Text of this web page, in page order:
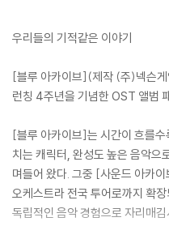
우리들의 기적같은 이야기
[블루 아카이브](제작 (주)넥슨
런칭 4주년을 기념한 OST 앨범
[블루 아카이브]는 시간이 흐를
치는 캐릭터, 완성도 높은 음악으
며들어 왔다. 그중 [사운드 아카
오케스트라 전국 투어로까지 확
독립적인 음악 경험으로 자리매